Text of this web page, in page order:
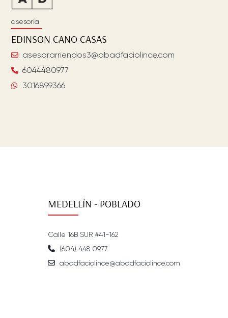
asesoría
EDINSON CANO CASAS
asesorarriendos3@abadfaciolince.com
6044480977
3016899366
MEDELLÍN - POBLADO
Calle 16B SUR #41-162
(604) 448 0977
abadfaciolince@abadfaciolince.com